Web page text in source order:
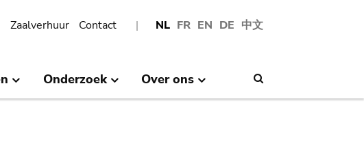
NL FR EN DE 中文
Zaalverhuur Contact
Onderzoek Over ons